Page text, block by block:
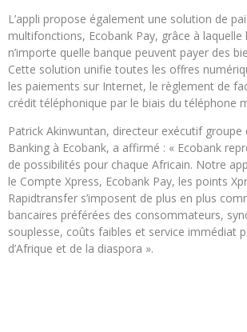
L’appli propose également une solution de
multifonctions, Ecobank Pay, grâce à laquelle
n’importe quelle banque peuvent payer des
Cette solution unifie toutes les offres
les paiements sur Internet, le règlement de
crédit téléphonique par le biais du téléphone
Patrick Akinwuntan, directeur exécutif groupe
Banking à Ecobank, a affirmé : « Ecobank
de possibilités pour chaque Africain. Notre
le Compte Xpress, Ecobank Pay, les points
Rapidtransfer s’imposent de plus en plus
bancaires préférées des consommateurs,
souplesse, coûts faibles et service immédiat
d’Afrique et de la diaspora ».